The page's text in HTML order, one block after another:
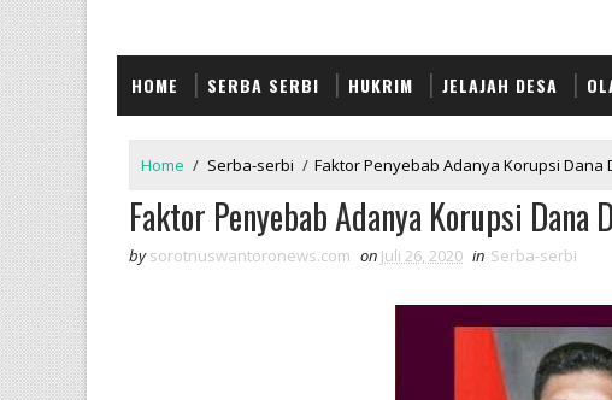
HOME SERBA SERBI HUKRIM JELAJAH DESA
Home / Serba-serbi / Faktor Penyebab Adanya Korupsi Dana
Faktor Penyebab Adanya Korupsi Dana
by sorotnuswantoronews.com on Juli 26, 2020 in Serba-serbi